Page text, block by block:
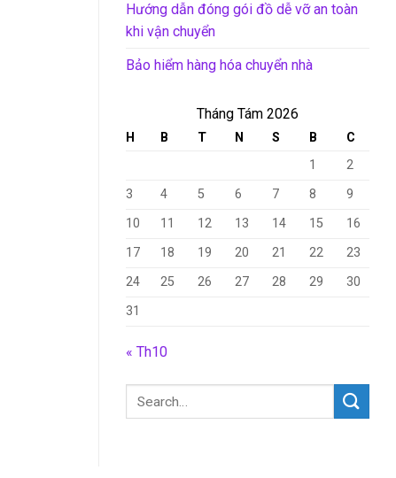
Hướng dẫn đóng gói đồ dễ vỡ an toàn
khi vận chuyển
Bảo hiểm hàng hóa chuyển nhà
Tháng Tám 2026
H B T N S B
C
1
2
3
4 5 6 7 8
9
10
11 12 13 14 15
16
17
18 19 20 21 22
23
24
25 26 27 28 29
30
31
« Th10